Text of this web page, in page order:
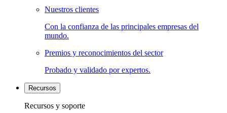
Nuestros clientes
Con la confianza de las principales empresas del
mundo.
Premios y reconocimientos del sector
Probado y validado por expertos.
Recursos
Recursos y soporte